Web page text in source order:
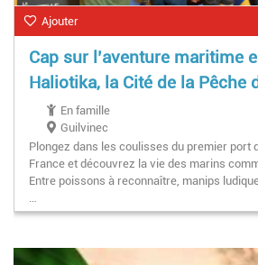
Ajouter
Cap sur l’aventure maritime
Haliotika, la Cité de la Pêche
En famille
Guilvinec
Plongez dans les coulisses du premier port
France et découvrez la vie des marins
Entre poissons à reconnaître, manips
…